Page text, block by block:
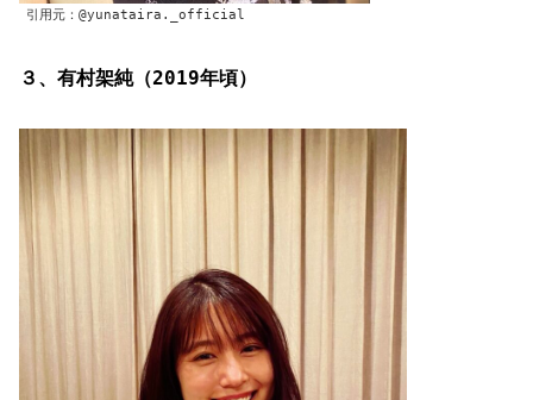
引用元：@yunataira._official
３、有村架純（2019年頃）